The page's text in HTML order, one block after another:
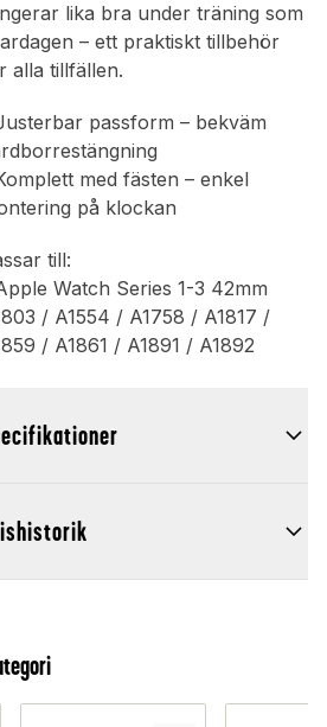
lika bra under träning som
– ett praktiskt tillbehör
alla tillfällen.
passform – bekväm
med fästen – enkel
på klockan
till:
Watch Series 1-3 42mm
/ A1554 / A1758 / A1817 /
/ A1861 / A1891 / A1892